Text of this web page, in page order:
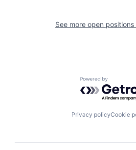
See more open positions
Powered by
Privacy policyCookie